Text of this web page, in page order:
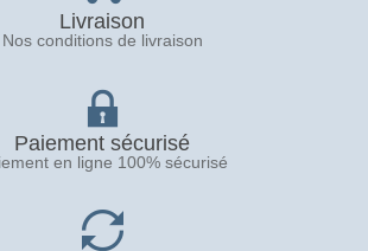
Livraison
Nos conditions de livraison
Paiement sécurisé
en ligne 100% sécurisé